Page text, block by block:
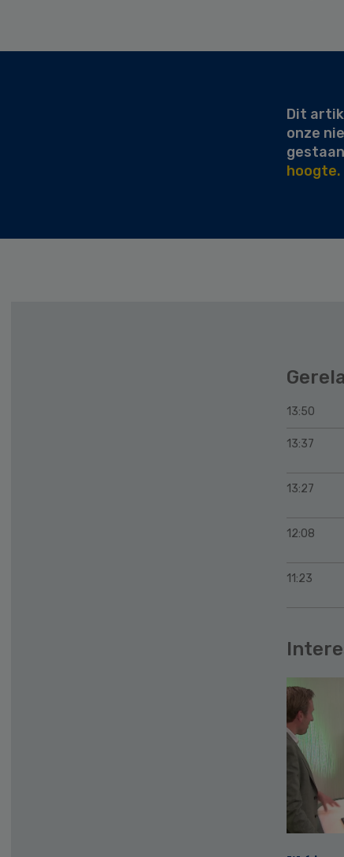
Secondary
Dit
onze
hoogte.
13:50
13:37
13:27
12:08
11:23